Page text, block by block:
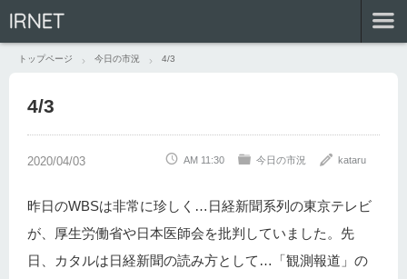
IRNET
トップページ 今日の市況 4/3
4/3
AM 11:30 今日の市況 kataru
昨日のWBSは非常に珍しく…日経新聞系列の東京テレビ
が、厚生労働省や日本医師会を批判していました。先
日、カタルは日経新聞の読み方として…「観測報道」の